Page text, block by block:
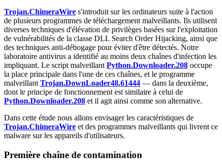
Trojan.ChimeraWire s'introduit sur les ordinateurs suite à l'action
de plusieurs programmes de téléchargement malveillants. Ils utilisent
diverses techniques d'élévation de privilèges basées sur l'exploitation
de vulnérabilités de la classe DLL Search Order Hijacking, ainsi que
des techniques anti-débogage pour éviter d'être détectés. Notre
laboratoire antivirus a identifié au moins deux chaînes d'infection les
impliquant. Le script malveillant Python.Downloader.208 occupe
la place principale dans l'une de ces chaînes, et le programme
malveillant Trojan.DownLoader48.61444 — dans la deuxième,
dont le principe de fonctionnement est similaire à celui de
Python.Downloader.208 et il agit ainsi comme son alternative.
Dans cette étude nous allons envisager les caractéristiques de
Trojan.ChimeraWire et des programmes malveillants qui livrent ce
malware sur les appareils d'utilisateurs.
Première chaîne de contamination